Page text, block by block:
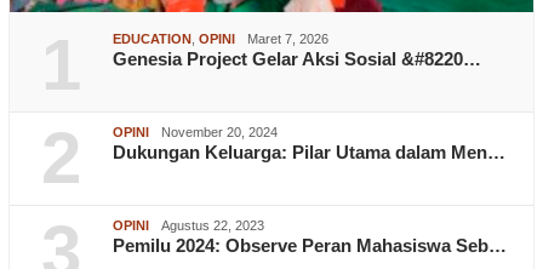
1 EDUCATION OPINI Maret 7, 2026
Genesia Project Gelar Aksi Sosial &#8220…
2 OPINI November 20, 2024
Dukungan Keluarga: Pilar Utama dalam Men…
3 OPINI Agustus 22, 2023
Pemilu 2024: Observe Peran Mahasiswa Seb…